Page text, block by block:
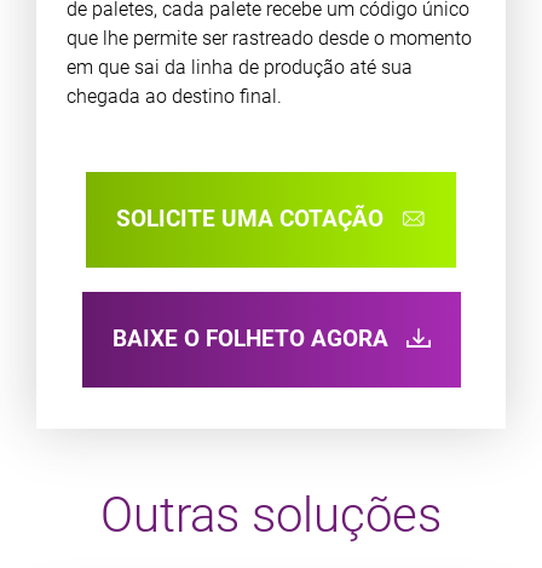
de paletes, cada palete recebe um código único
que lhe permite ser rastreado desde o momento
em que sai da linha de produção até sua
chegada ao destino final.
SOLICITE UMA COTAÇÃO
BAIXE O FOLHETO AGORA
Outras soluções